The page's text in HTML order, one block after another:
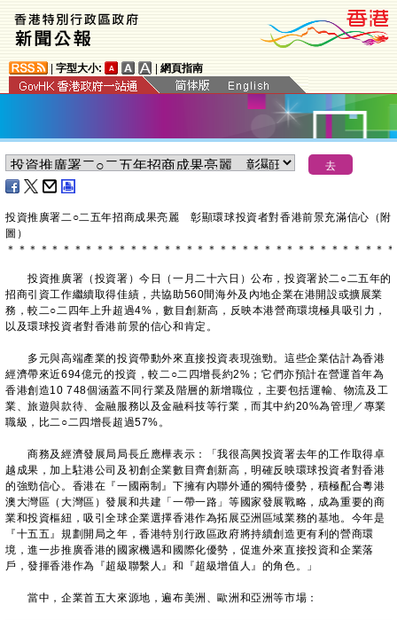
字型大小: 網頁指南
投資推廣署二○二五年招商成果亮麗 彰顯環球投資者對香港前景充滿信心（附
圖）
＊ ＊ ＊ ＊ ＊ ＊ ＊ ＊ ＊ ＊ ＊ ＊ ＊ ＊ ＊ ＊ ＊ ＊ ＊ ＊ ＊ ＊ ＊ ＊ ＊ ＊ ＊ ＊ ＊ ＊ ＊ ＊ ＊ ＊ ＊
​投資推廣署（投資署）今日（一月二十六日）公布，投資署於二○二五年的
招商引資工作繼續取得佳績，共協助560間海外及內地企業在港開設或擴展業
務，較二○二四年上升超過4%，數目創新高，反映本港營商環境極具吸引力，
以及環球投資者對香港前景的信心和肯定。
多元與高端產業的投資帶動外來直接投資表現強勁。這些企業估計為香港
經濟帶來近694億元的投資，較二○二四增長約2%；它們亦預計在營運首年為
香港創造10 748個涵蓋不同行業及階層的新增職位，主要包括運輸、物流及工
業、旅遊與款待、金融服務以及金融科技等行業，而其中約20%為管理／專業
職級，比二○二四增長超過57%。
商務及經濟發展局局長丘應樺表示：「我很高興投資署去年的工作取得卓
越成果，加上駐港公司及初創企業數目齊創新高，明確反映環球投資者對香港
的強勁信心。香港在『一國兩制』下擁有內聯外通的獨特優勢，積極配合粵港
澳大灣區（大灣區）發展和共建「一帶一路」等國家發展戰略，成為重要的商
業和投資樞紐，吸引全球企業選擇香港作為拓展亞洲區域業務的基地。今年是
『十五五』規劃開局之年，香港特別行政區政府將持續創造更有利的營商環
境，進一步推廣香港的國家機遇和國際化優勢，促進外來直接投資和企業落
戶，發揮香港作為『超級聯繫人』和『超級增值人』的角色。」
當中，企業首五大來源地，遍布美洲、歐洲和亞洲等市場：